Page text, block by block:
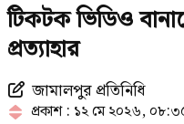
টিকটক ভিডিও
প্রত্যাহার
জামালপুর প্রতিনিধি
প্রকাশ : ১২ মে ২০২৬,